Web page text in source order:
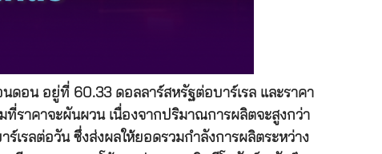
อน อยู่ที่ 60.33 ดอลลาร์สหรัฐต่อบาร์เรล และราคา
ราคาจะผันผวน เนื่องจากปริมาณการผลิตจะสูงกว่า
เรลต่อวัน ซึ่งส่งผลให้ยอดรวมกำลังการผลิตระหว่าง